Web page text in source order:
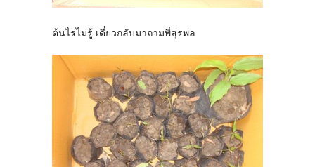
ต้นไรไม่รู้ เดี๋ยวกลับมาถามพี่สุรพล